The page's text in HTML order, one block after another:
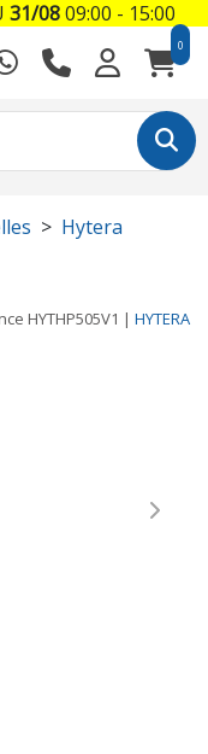
0
Hytera
HYTHP505V1 | HYTERA
Next
31/0809:00 - 15:00